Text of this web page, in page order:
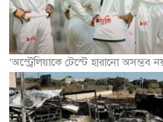
‘অস্ট্রেলিয়াকে টেস্টে হারানো অসম্ভব